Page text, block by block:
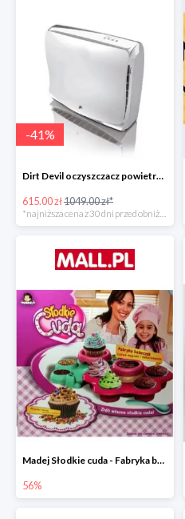
-41%
Dirt Devil oczyszczacz powietrza Pureza 350 -41%
615.00 zł1049.00 zł*
*najniższa cena z 30 dni przed obniżką
Madej Słodkie cuda - Fabryka babeczek
56%